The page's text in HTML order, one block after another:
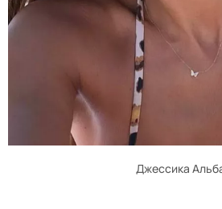
Джессика